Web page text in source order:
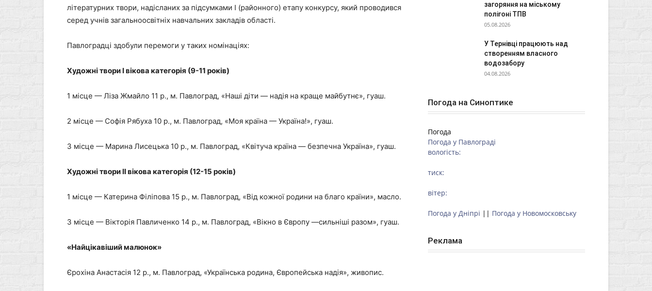
літературних твори, надісланих за підсумками І (районного) етапу конкурсу, який проводився
серед учнів загальноосвітніх навчальних закладів області.
Павлоградці здобули перемоги у таких номінаціях:
Художні твори І вікова категорія (9-11 років)
1 місце — Ліза Жмайло 11 р., м. Павлоград, «Наші діти — надія на краще майбутнє», гуаш.
2 місце — Софія Рябуха 10 р., м. Павлоград, «Моя країна — Україна!», гуаш.
3 місце — Марина Лисецька 10 р., м. Павлоград, «Квітуча країна — безпечна Україна», гуаш.
Художні твори ІІ вікова категорія (12-15 років)
1 місце — Катерина Філіпова 15 р., м. Павлоград, «Від кожної родини на благо країни», масло.
3 місце — Вікторія Павличенко 14 р., м. Павлоград, «Вікно в Європу —сильніші разом», гуаш.
«Найцікавіший малюнок»
Єрохіна Анастасія 12 р., м. Павлоград, «Українська родина, Європейська надія», живопис.
загоряння на міському
полігоні ТПВ
05.08.2026
У Тернівці працюють над
створенням власного
водозабору
04.08.2026
Погода на Синоптике
Погода
Погода у Павлограді
вологість:
тиск:
вітер:
Погода у Дніпрі || Погода у Новомосковську
Реклама